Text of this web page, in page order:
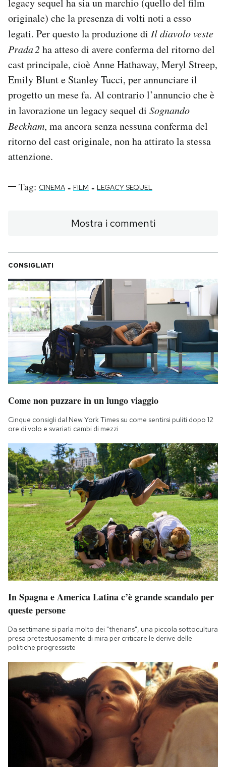
originale) che la presenza di volti noti a esso
legati. Per questo la produzione di Il diavolo veste
Prada 2 ha atteso di avere conferma del ritorno del
cast principale, cioè Anne Hathaway, Meryl Streep,
Emily Blunt e Stanley Tucci, per annunciare il
progetto un mese fa. Al contrario l’annuncio che è
in lavorazione un legacy sequel di Sognando
Beckham, ma ancora senza nessuna conferma del
ritorno del cast originale, non ha attirato la stessa
attenzione.
Tag: CINEMA - FILM - LEGACY SEQUEL
Mostra i commenti
CONSIGLIATI
Come non puzzare in un lungo viaggio
Cinque consigli dal New York Times su come sentirsi puliti dopo 12
ore di volo e svariati cambi di mezzi
In Spagna e America Latina c’è grande scandalo per
queste persone
Da settimane si parla molto dei "therians", una piccola sottocultura
presa pretestuosamente di mira per criticare le derive delle
politiche progressiste